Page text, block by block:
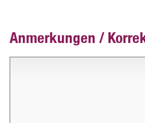
Anmerkungen /